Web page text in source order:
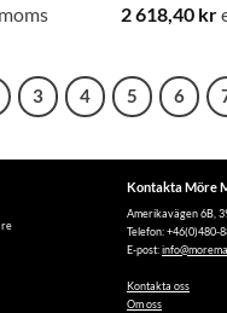
2 618,40 kr
3 4 5 6
Kontakta Möre
Amerikavägen 6B,
Telefon: +46(0)480-
E-post:
Kontakta oss
Om oss